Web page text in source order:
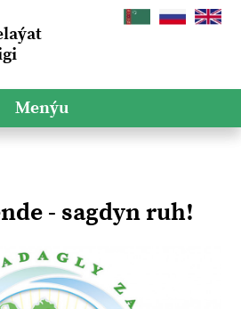
Menýu
- sagdyn ruh!